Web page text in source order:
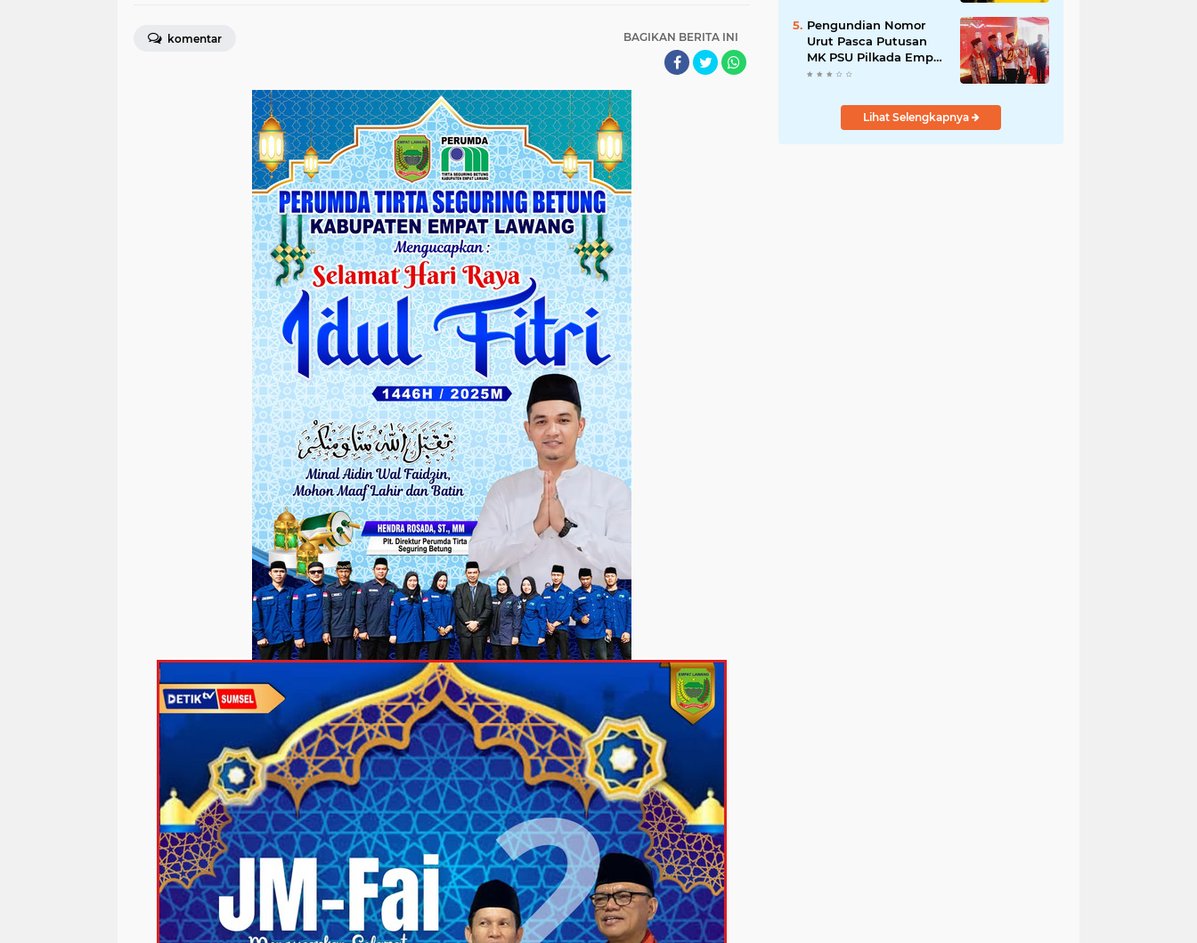
BAGIKAN BERITA INI
komentar
Pengundian Nomor
Urut Pasca Putusan
MK PSU Pilkada Empat
Lawang
Lihat Selengkapnya